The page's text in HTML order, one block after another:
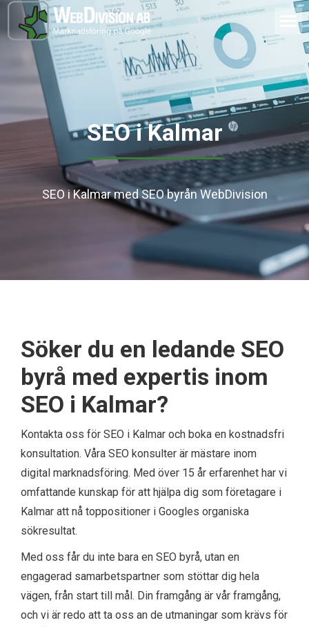
SEO i Kalmar
SEO i Kalmar med SEO byrån WebDivision
Söker du en ledande SEO
byrå med expertis inom
SEO i Kalmar?
Kontakta oss för SEO i Kalmar och boka en kostnadsfri
konsultation. Våra SEO konsulter är mästare inom
digital marknadsföring. Med över 15 år erfarenhet har vi
omfattande kunskap för att hjälpa dig som företagare i
Kalmar att nå toppositioner i Googles organiska
sökresultat.
Med oss får du inte bara en SEO byrå, utan en
engagerad samarbetspartner som stöttar dig hela
vägen, från start till mål. Din framgång är vår framgång,
och vi är redo att ta oss an de utmaningar som krävs för